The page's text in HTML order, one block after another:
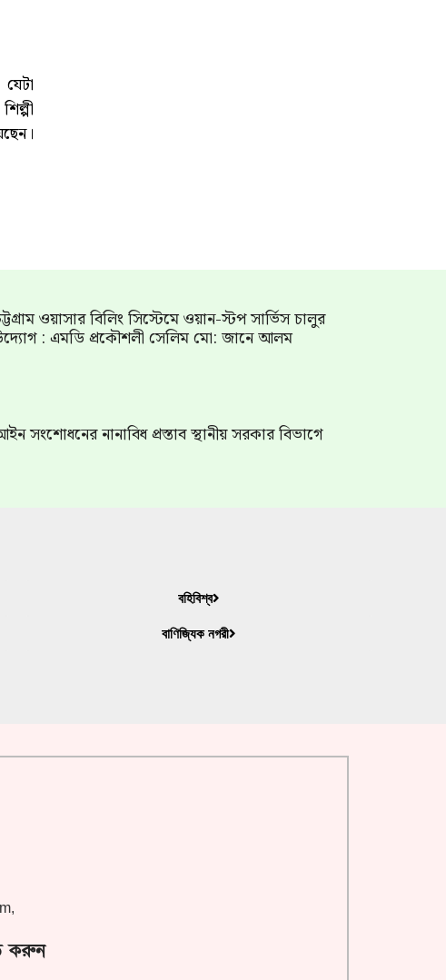
ওয়াসার বিলিং সিস্টেমে ওয়ান-স্টপ সার্ভিস চালুর
: এমডি প্রকৌশলী সেলিম মো: জানে আলম
সংশোধনের নানাবিধ প্রস্তাব স্থানীয় সরকার বিভাগে
বহিবিশ্ব
বাণিজ্যিক নগরী
,
করুন